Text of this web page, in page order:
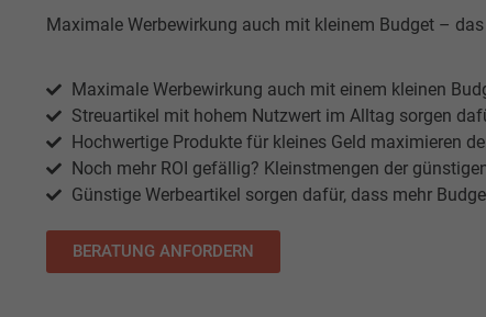
Maximale Werbewirkung auch mit kleinem Budget –
Maximale Werbewirkung auch mit einem kleinen
Streuartikel mit hohem Nutzwert im Alltag sorgen
Hochwertige Produkte für kleines Geld maximieren
Noch mehr ROI gefällig? Kleinstmengen der
Günstige Werbeartikel sorgen dafür, dass mehr
BERATUNG ANFORDERN